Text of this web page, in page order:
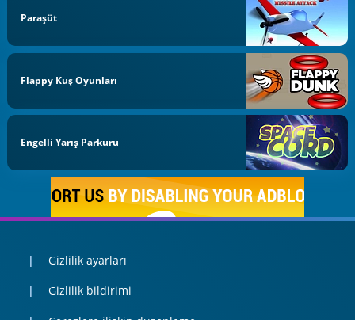
Paraşüt
Flappy Kuş Oyunları
Engelli Yarış Parkuru
Gizlilik ayarları
Gizlilik bildirimi